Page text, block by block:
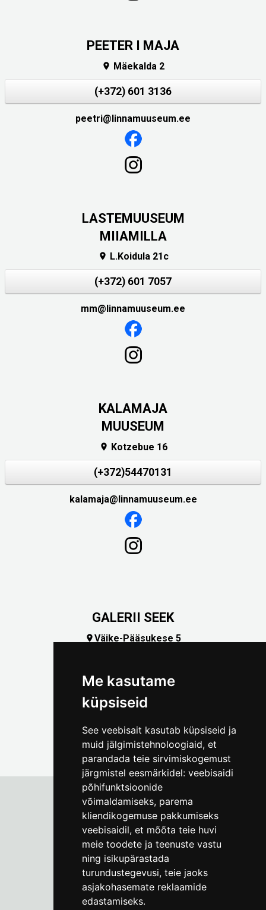
Me kasutame
küpsiseid
See veebisait kasutab küpsiseid ja
muid jälgimistehnoloogiaid, et
parandada teie sirvimiskogemust
järgmistel eesmärkidel: veebisaidi
põhifunktsioonide
võimaldamiseks, parema
kliendikogemuse pakkumiseks
veebisaidil, et mõõta teie huvi
meie toodete ja teenuste vastu
ning isikupärastada
turundustegevusi, teie jaoks
asjakohasemate reklaamide
edastamiseks.
PEETER I MAJA
 Mäekalda 2
(+372) 601 3136
peetri@linnamuuseum.ee
LASTEMUUSEUM
MIIAMILLA
 L.Koidula 21c
(+372) 601 7057
mm@linnamuuseum.ee
KALAMAJA
MUUSEUM
 Kotzebue 16
(+372)54470131
kalamaja@linnamuuseum.ee
GALERII SEEK
Väike-Pääsukese 5
Tallinna Linnamuuseum
Vene 17
E-R kell 9-17(+372) 610 4178
info@linnamuuseum.ee
Küpsisepoliitika